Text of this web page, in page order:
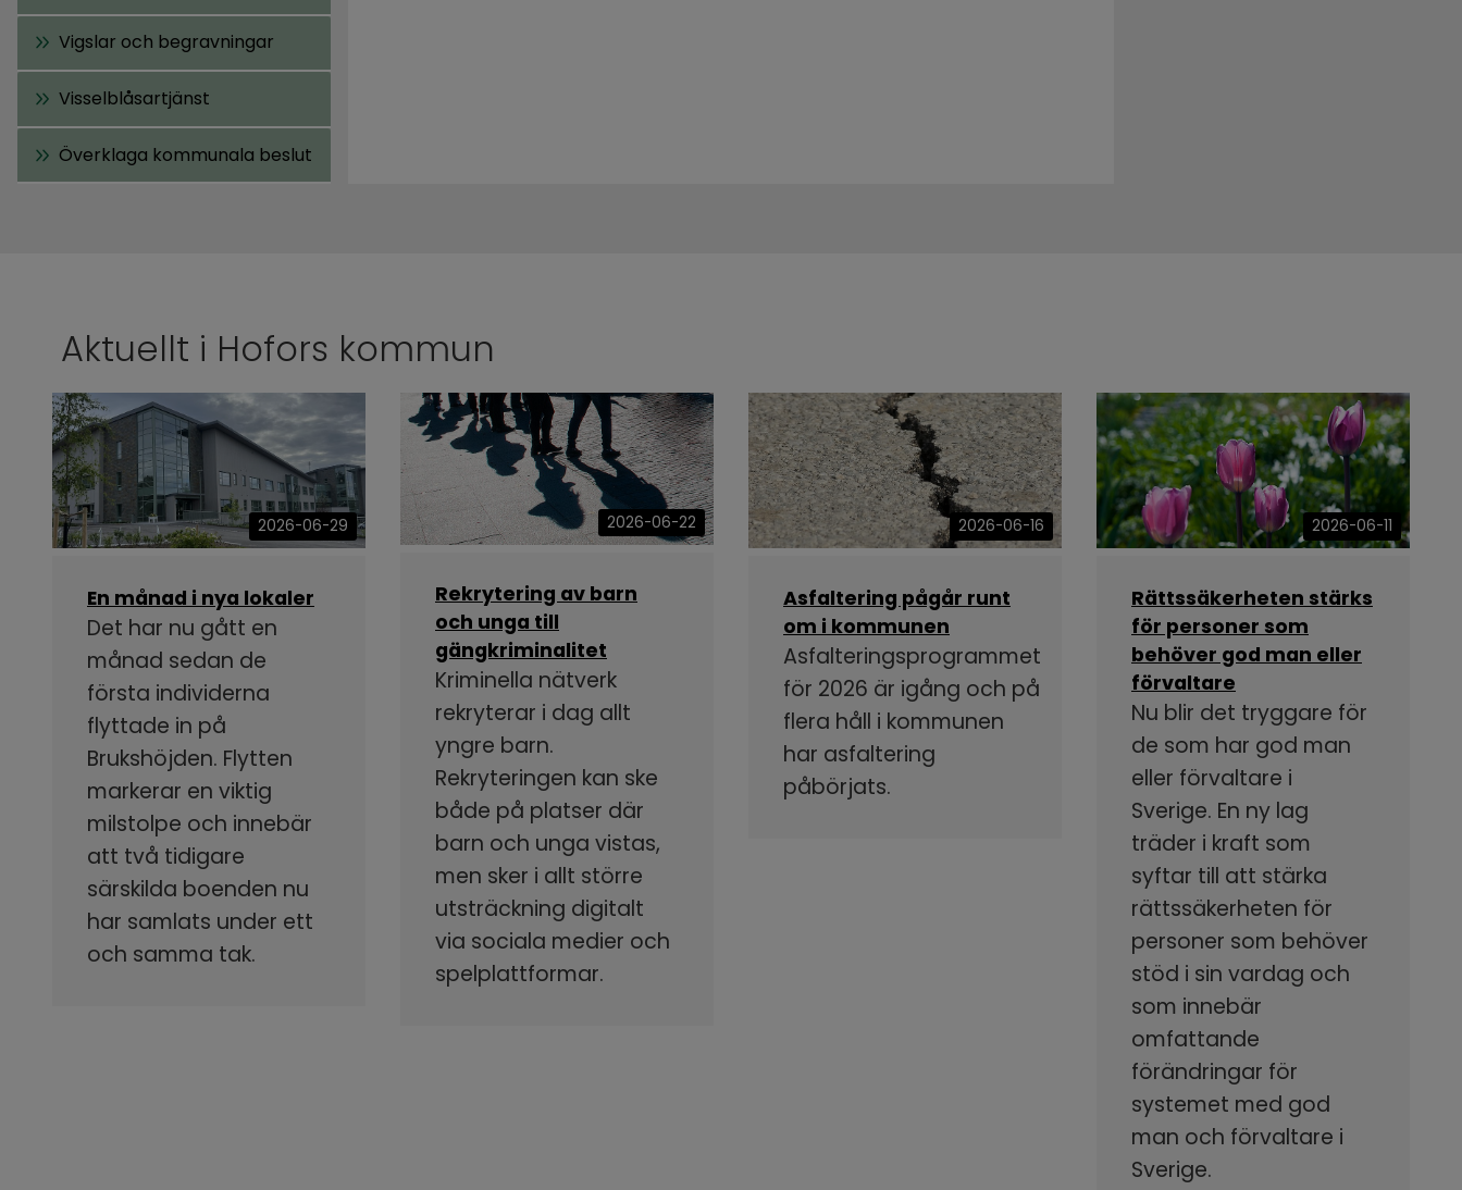
Vigslar och begravningar
Visselblåsartjänst
Överklaga kommunala beslut
Aktuellt i Hofors kommun
2026-06-29
En månad i nya lokaler
Det har nu gått en
månad sedan de
första individerna
flyttade in på
Brukshöjden. Flytten
markerar en viktig
milstolpe och innebär
att två tidigare
särskilda boenden nu
har samlats under ett
och samma tak.
2026-06-22
Rekrytering av barn
och unga till
gängkriminalitet
Kriminella nätverk
rekryterar i dag allt
yngre barn.
Rekryteringen kan ske
både på platser där
barn och unga vistas,
men sker i allt större
utsträckning digitalt
via sociala medier och
spelplattformar.
2026-06-16
Asfaltering pågår runt
om i kommunen
Asfalteringsprogrammet
för 2026 är igång och på
flera håll i kommunen
har asfaltering
påbörjats.
2026-06-11
Rättssäkerheten stärks
för personer som
behöver god man eller
förvaltare
Nu blir det tryggare för
de som har god man
eller förvaltare i
Sverige. En ny lag
träder i kraft som
syftar till att stärka
rättssäkerheten för
personer som behöver
stöd i sin vardag och
som innebär
omfattande
förändringar för
systemet med god
man och förvaltare i
Sverige.